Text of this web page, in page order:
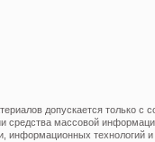
допускается только с
средства массовой
информационных технологий